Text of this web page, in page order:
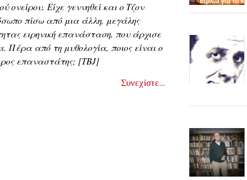
ονείρου. Είχε γεννηθεί και ο Τζον
πίσω από μια άλλη, μεγάλης
ειρηνική επανάσταση, που άρχισε
Πέρα από τη μυθολογία, ποιος είναι ο
επαναστάτης; [TBJ]
Συνεχίστε...